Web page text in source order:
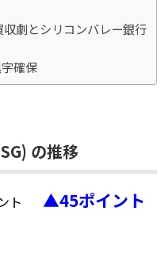
収劇とシリコンバレー銀行
確保
の推移
ト
▲45ポイント